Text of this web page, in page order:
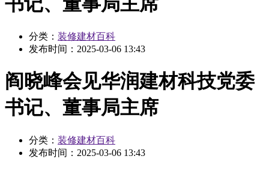
分类： 装修建材百科
发布时间： 2025-03-06 13:43
阎晓峰会见华润建材科技党委
书记、董事局主席
分类： 装修建材百科
发布时间： 2025-03-06 13:43